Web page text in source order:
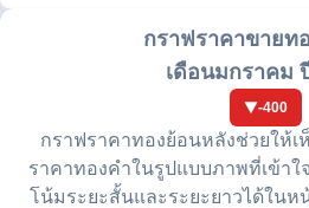
กราฟราคาขายท
เดือนมกราคม
-400
กราฟราคาทองย้อนหลังช่วยให้เ
ราคาทองคำในรูปแบบภาพที่เข้าใ
โน้มระยะสั้นและระยะยาวได้ในห